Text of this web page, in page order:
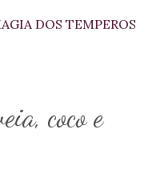
DOS TEMPEROS
coco e